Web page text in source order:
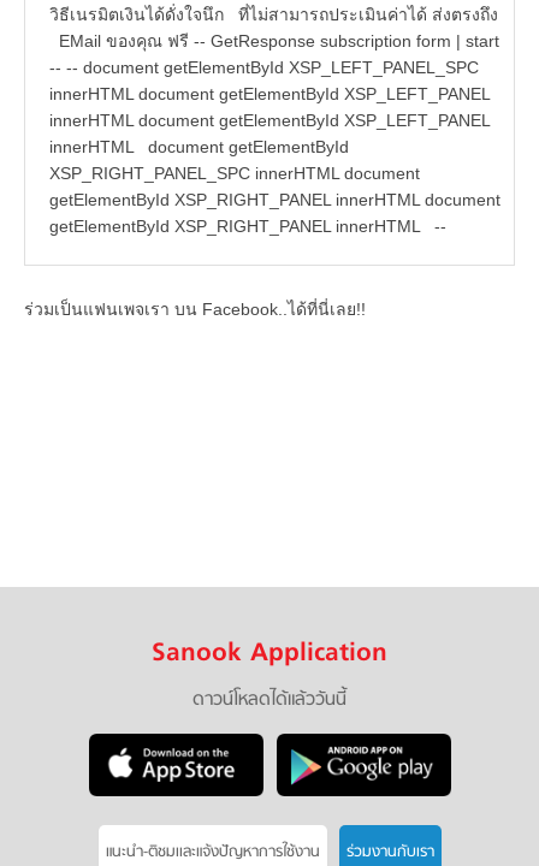
วิธีเนรมิตเงินได้ดั่งใจนึก ที่ไม่สามารถประเมินค่าได้ ส่งตรงถึง
EMail ของคุณ ฟรี -- GetResponse subscription form | start
-- -- document getElementById XSP_LEFT_PANEL_SPC
innerHTML document getElementById XSP_LEFT_PANEL
innerHTML document getElementById XSP_LEFT_PANEL
innerHTML document getElementById
XSP_RIGHT_PANEL_SPC innerHTML document
getElementById XSP_RIGHT_PANEL innerHTML document
getElementById XSP_RIGHT_PANEL innerHTML --
ร่วมเป็นแฟนเพจเรา บน Facebook..ได้ที่นี่เลย!!
Sanook Application
ดาวน์โหลดได้แล้ววันนี้
แนะนำ-ติชมเเละแจ้งปัญหาการใช้งาน ร่วมงานกับเรา